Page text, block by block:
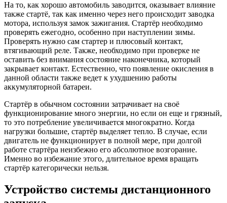
На то, как хорошо автомобиль заводится, оказывает влияние
также стартё, так как именно через него происходит заводка
мотора, используя замок зажигания. Стартёр необходимо
проверять ежегодно, особенно при наступлении зимы.
Проверять нужно сам стартер и плюсовый контакт,
втягивающий реле. Также, необходимо при проверке не
оставить без внимания состояние наконечника, который
закрывает контакт. Естественно, что появление окисления в
данной области также ведет к ухудшению работы
аккумуляторной батареи.
Стартёр в обычном состоянии затрачивает на своё
функционирование много энергии, но если он еще и грязный,
то это потребление увеличивается многократно. Когда
нагрузки большие, стартёр выделяет тепло. В случае, если
двигатель не функционирует в полной мере, при долгой
работе стартёра неизбежно его абсолютное возгорание.
Именно во избежание этого, длительное время вращать
стартёр категорически нельзя.
Устройство системы дистанционного